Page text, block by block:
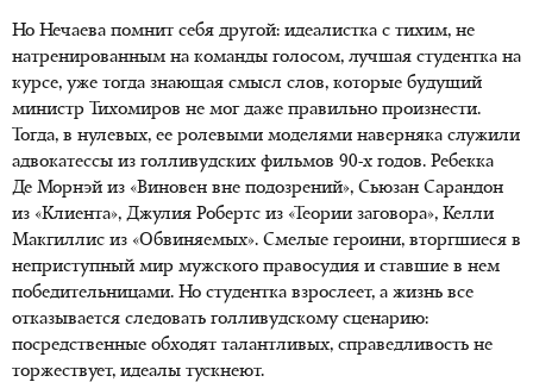
Но Нечаева помнит себя другой: идеалистка с тихим, не
натренированным на команды голосом, лучшая студентка на
курсе, уже тогда знающая смысл слов, которые будущий
министр Тихомиров не мог даже правильно произнести.
Тогда, в нулевых, ее ролевыми моделями наверняка служили
адвокатессы из голливудских фильмов 90-х годов. Ребекка
Де Морнэй из «Виновен вне подозрений», Сьюзан Сарандон
из «Клиента», Джулия Робертс из «Теории заговора», Келли
Макгиллис из «Обвиняемых». Смелые героини, вторгшиеся в
неприступный мир мужского правосудия и ставшие в нем
победительницами. Но студентка взрослеет, а жизнь все
отказывается следовать голливудскому сценарию:
посредственные обходят талантливых, справедливость не
торжествует, идеалы тускнеют.